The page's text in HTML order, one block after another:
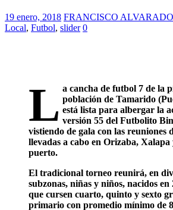
19 enero, 2018 FRANCISCO
Local, Futbol, slider 0
L a cancha de futbol 7 de la
población de Tamarido
está lista para albergar la
versión 55 del Futbolito
vistiendo de gala con las reuniones
llevadas a cabo en Orizaba,
puerto.
El tradicional torneo reunirá, en
subzonas, niñas y niños, nacidos en
que cursen cuarto, quinto y sexto
primario con promedio mínimo de